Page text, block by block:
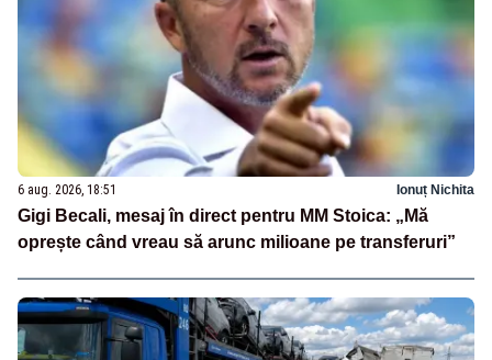
6 aug. 2026, 18:51 Ionuț Nichita
Gigi Becali, mesaj în direct pentru MM Stoica: „Mă
oprește când vreau să arunc milioane pe transferuri”